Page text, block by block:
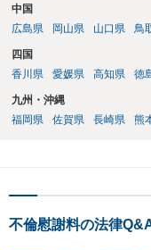
中国
広島県
岡山県 山口県 鳥
四国
香川県
愛媛県 高知県 徳
九州・沖縄
福岡県
佐賀県 長崎県 熊
不倫慰謝料の法律